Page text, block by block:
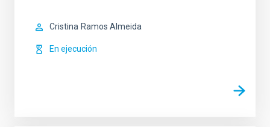
Cristina Ramos Almeida
En ejecución